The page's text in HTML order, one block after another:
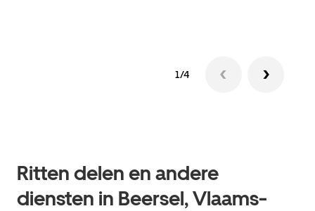
1/4
Ritten delen en andere
diensten in Beersel, Vlaams-